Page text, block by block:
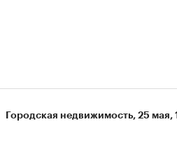
Городская недвижимость⁠, 25 мая,